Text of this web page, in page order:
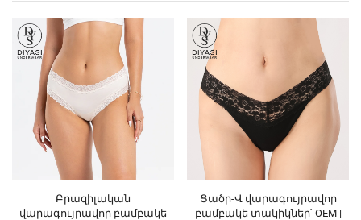
Բրազիլական
վարագույրավոր բամբակե
Ցածր-Վ վարագույրավոր
բամբակե տակիկներ՝ OEM |